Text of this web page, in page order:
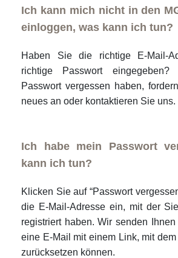
Ich kann mich nicht in den
einloggen, was kann ich tun?
Haben Sie die richtige E-Mail-
richtige Passwort
Passwort vergessen haben,
neues an oder kontaktieren Sie uns.
Ich habe mein Passwort
kann ich tun?
Klicken Sie auf “Passwort
die E-Mail-Adresse ein, mit der
registriert haben. Wir senden
eine E-Mail mit einem Link, mit
zurücksetzen können.